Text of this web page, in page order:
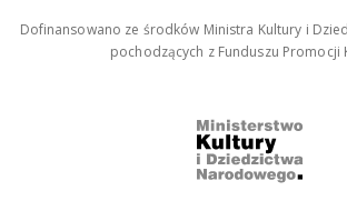
Dofinansowano ze środków Ministra Kultury i
pochodzących z Funduszu Promocji